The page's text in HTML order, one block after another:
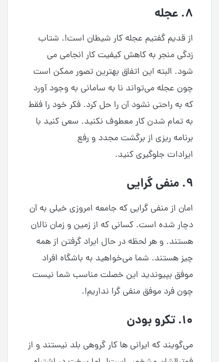
۸. عجله
از قدیم گفتیم عجله کار شیطان است!. شتاب
زدگی منجر به کاهش کیفیت کار انجامی می
شود. البته این اتفاق بهترین تصور ممکن است
چون عجله می‌تواند نا به سامانی به وجود آورد
که به راحتی نشود آن را حل کرد. فکر خود را فقط
به تمام شدن کار معطوف نکنید. سعی کنید با
برنامه ریزی از برگشت مجدد و رفع
ایرادات جلوگیری کنید.
۹. منفی گرایی
امان از منفی گرایی که جامعه امروزی خیلی به آن
دچار شده است. کسانی که از زمین و زمان نالان
هستند. و هر لحظه در حال ایراد گرفتن از همه
چیز هستند. شما می‌خواهید به باشگاه افراد
موفق بپیوندید این خصلت مناسب شما نیست
چون فرد موفق منفی گرا نداریم!.
۱۰. تکرو بودن
می‌گویند که ایرانی ها کار گروهی بلد نیستند و از